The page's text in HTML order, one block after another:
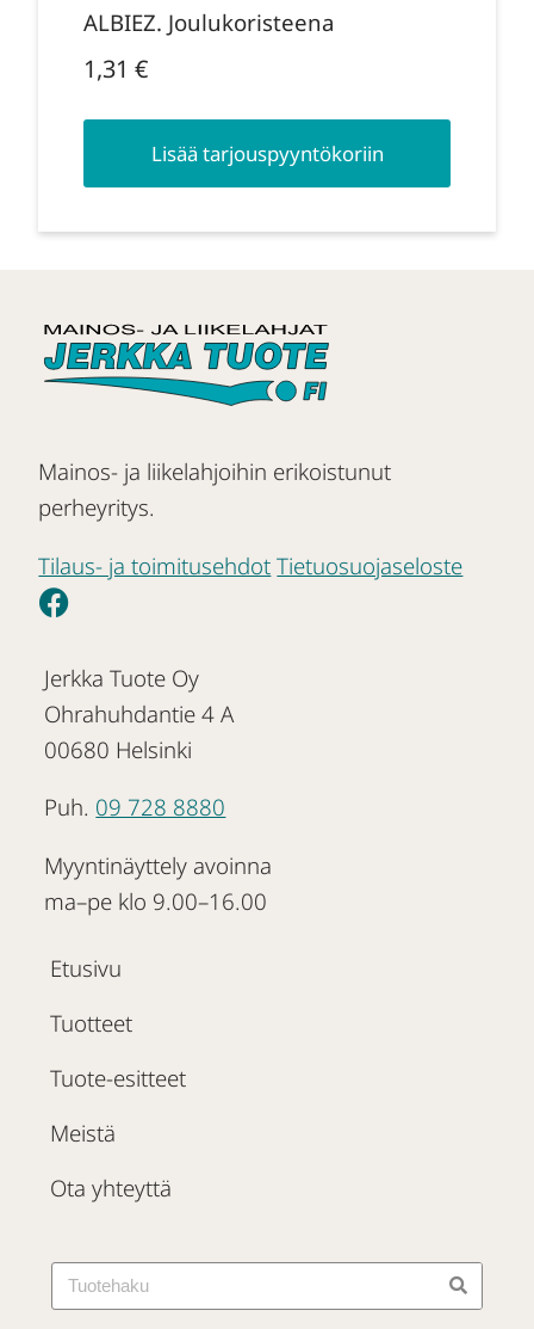
ALBIEZ. Joulukoristeena
1,31 €
Lisää tarjouspyyntökoriin
Mainos- ja liikelahjoihin erikoistunut
perheyritys.
Tilaus- ja toimitusehdot Tietuosuojaseloste
Jerkka Tuote Oy
Ohrahuhdantie 4 A
00680 Helsinki
Puh. 09 728 8880
Myyntinäyttely avoinna
ma–pe klo 9.00–16.00
Etusivu
Tuotteet
Tuote-esitteet
Meistä
Ota yhteyttä